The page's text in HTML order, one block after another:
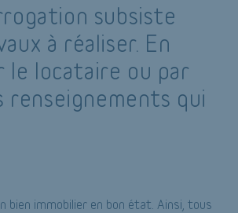
subsiste
à réaliser. En
locataire ou par
renseignements qui
bien immobilier en bon état. Ainsi, tous